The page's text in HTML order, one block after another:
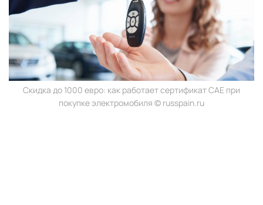
Скидка до 1000 евро: как работает сертификат CAE при
покупке электромобиля © russpain.ru